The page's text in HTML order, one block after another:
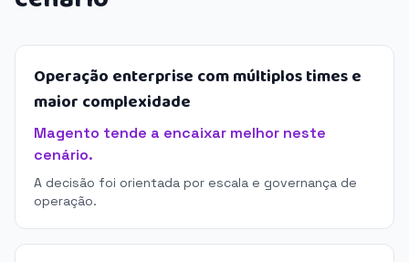
Operação enterprise com múltiplos times e
maior complexidade
Magento tende a encaixar melhor neste
cenário.
A decisão foi orientada por escala e governança de
operação.